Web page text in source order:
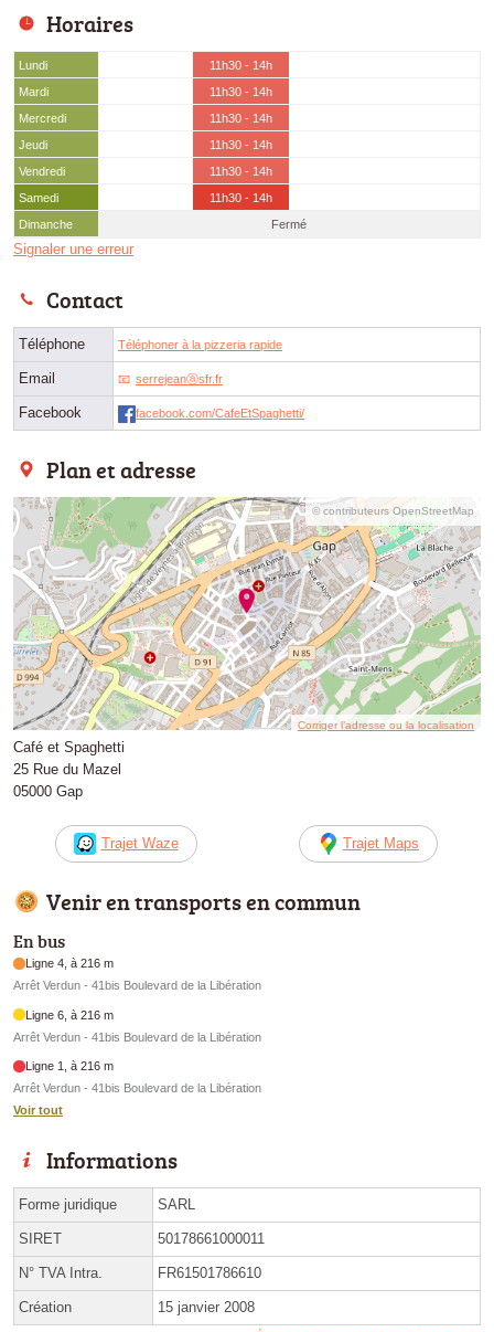
Horaires
Lundi
11h30 - 14h
Mardi
11h30 - 14h
Mercredi
11h30 - 14h
Jeudi
11h30 - 14h
Vendredi
11h30 - 14h
Samedi
11h30 - 14h
Dimanche
Fermé
Signaler une erreur
Contact
Téléphone Téléphoner à la pizzeria rapide
Email serrejeanⓐsfr.fr
Facebook facebook.com/CafeEtSpaghetti/
Plan et adresse
© contributeurs OpenStreetMap
Corriger l’adresse ou la localisation
Café et Spaghetti
25 Rue du Mazel
05000 Gap
Trajet Waze Trajet Maps
Venir en transports en commun
En bus
Ligne 4, à 216 m
Arrêt Verdun - 41bis Boulevard de la Libération
Ligne 6, à 216 m
Arrêt Verdun - 41bis Boulevard de la Libération
Ligne 1, à 216 m
Arrêt Verdun - 41bis Boulevard de la Libération
Voir tout
Informations
Forme juridique SARL
SIRET 50178661000011
N° TVA Intra. FR61501786610
Création 15 janvier 2008